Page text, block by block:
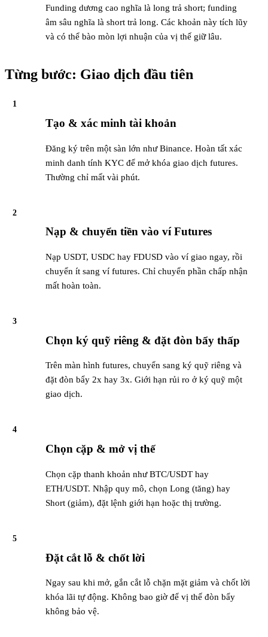
Funding dương cao nghĩa là long trả short; funding
âm sâu nghĩa là short trả long. Các khoản này tích lũy
và có thể bào mòn lợi nhuận của vị thế giữ lâu.
Từng bước: Giao dịch đầu tiên
1
Tạo & xác minh tài khoản
Đăng ký trên một sàn lớn như Binance. Hoàn tất xác
minh danh tính KYC để mở khóa giao dịch futures.
Thường chỉ mất vài phút.
2
Nạp & chuyển tiền vào ví Futures
Nạp USDT, USDC hay FDUSD vào ví giao ngay, rồi
chuyển ít sang ví futures. Chỉ chuyển phần chấp nhận
mất hoàn toàn.
3
Chọn ký quỹ riêng & đặt đòn bẩy thấp
Trên màn hình futures, chuyển sang ký quỹ riêng và
đặt đòn bẩy 2x hay 3x. Giới hạn rủi ro ở ký quỹ một
giao dịch.
4
Chọn cặp & mở vị thế
Chọn cặp thanh khoản như BTC/USDT hay
ETH/USDT. Nhập quy mô, chọn Long (tăng) hay
Short (giảm), đặt lệnh giới hạn hoặc thị trường.
5
Đặt cắt lỗ & chốt lời
Ngay sau khi mở, gắn cắt lỗ chặn mặt giảm và chốt lời
khóa lãi tự động. Không bao giờ để vị thế đòn bẩy
không bảo vệ.